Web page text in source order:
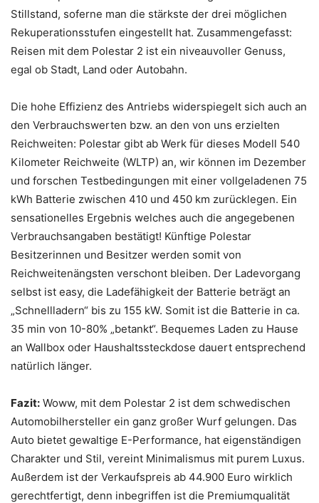
Stillstand, soferne man die stärkste der drei möglichen
Rekuperationsstufen eingestellt hat. Zusammengefasst:
Reisen mit dem Polestar 2 ist ein niveauvoller Genuss,
egal ob Stadt, Land oder Autobahn.
Die hohe Effizienz des Antriebs widerspiegelt sich auch an
den Verbrauchswerten bzw. an den von uns erzielten
Reichweiten: Polestar gibt ab Werk für dieses Modell 540
Kilometer Reichweite (WLTP) an, wir können im Dezember
und forschen Testbedingungen mit einer vollgeladenen 75
kWh Batterie zwischen 410 und 450 km zurücklegen. Ein
sensationelles Ergebnis welches auch die angegebenen
Verbrauchsangaben bestätigt! Künftige Polestar
Besitzerinnen und Besitzer werden somit von
Reichweitenängsten verschont bleiben. Der Ladevorgang
selbst ist easy, die Ladefähigkeit der Batterie beträgt an
„Schnellladern“ bis zu 155 kW. Somit ist die Batterie in ca.
35 min von 10-80% „betankt“. Bequemes Laden zu Hause
an Wallbox oder Haushaltssteckdose dauert entsprechend
natürlich länger.
Fazit: Woww, mit dem Polestar 2 ist dem schwedischen
Automobilhersteller ein ganz großer Wurf gelungen. Das
Auto bietet gewaltige E-Performance, hat eigenständigen
Charakter und Stil, vereint Minimalismus mit purem Luxus.
Außerdem ist der Verkaufspreis ab 44.900 Euro wirklich
gerechtfertigt, denn inbegriffen ist die Premiumqualität